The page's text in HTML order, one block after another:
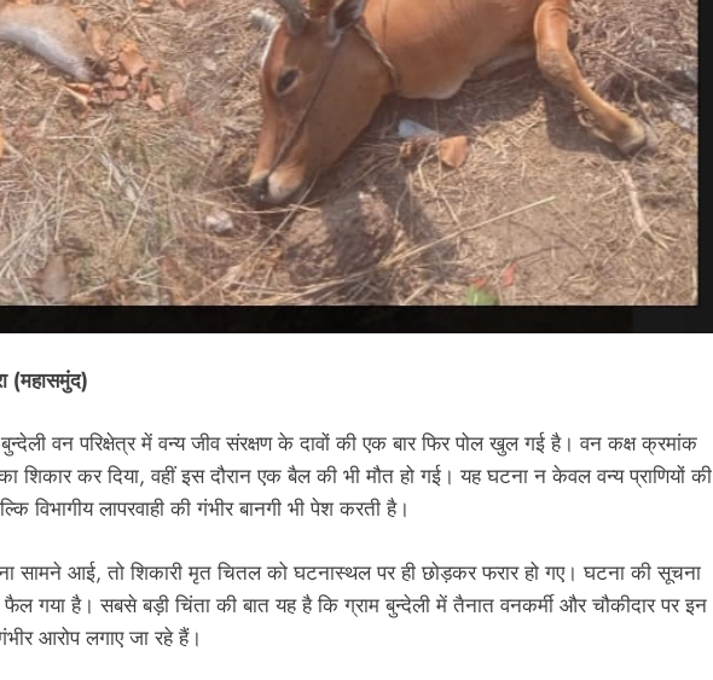
(महासमुंद)
वन परिक्षेत्र में वन्य जीव संरक्षण के दावों की एक बार फिर पोल खुल गई है। वन कक्ष क्रमांक
शिकार कर दिया, वहीं इस दौरान एक बैल की भी मौत हो गई। यह घटना न केवल वन्य प्राणियों की
विभागीय लापरवाही की गंभीर बानगी भी पेश करती है।
सामने आई, तो शिकारी मृत चितल को घटनास्थल पर ही छोड़कर फरार हो गए। घटना की सूचना
गया है। सबसे बड़ी चिंता की बात यह है कि ग्राम बुन्देली में तैनात वनकर्मी और चौकीदार पर इन
आरोप लगाए जा रहे हैं।